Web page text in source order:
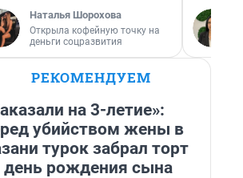
Наталья Шорохова
Открыла кофейную точку на
деньги соцразвития
РЕКОМЕНДУЕМ
на 3-летие»:
убийством жены в
турок забрал торт
день рождения сына